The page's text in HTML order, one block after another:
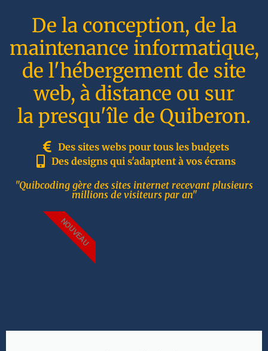
De la conception, de la
maintenance informatique,
de l'hébergement de site
web, à distance ou sur
la presqu'île de Quiberon.
Des sites webs pour tous les budgets
Des designs qui s'adaptent à vos écrans
"Quibcoding gère des sites internet recevant plusieurs
millions de visiteurs par an"
NOUVEAU